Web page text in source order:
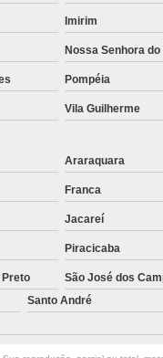
Imirim
Nossa Senhora do
Pompéia
Vila Guilherme
Araraquara
Franca
Jacareí
Piracicaba
Preto São José dos
Santo André